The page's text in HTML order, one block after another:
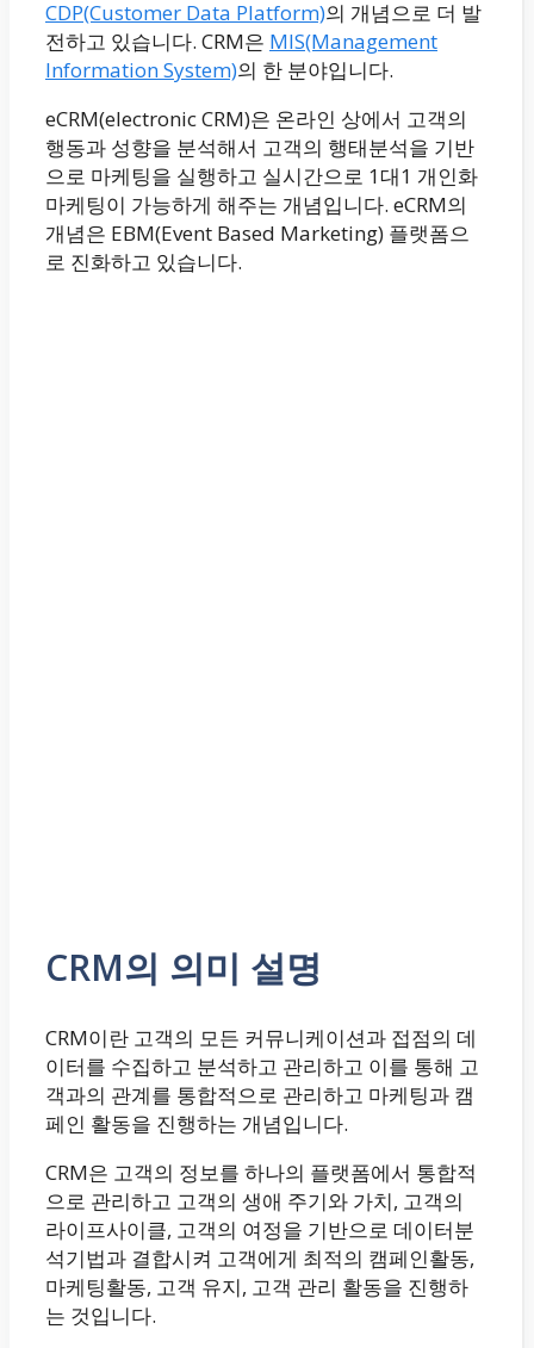
CDP(Customer Data Platform)의 개념으로 더 발
전하고 있습니다. CRM은 MIS(Management
Information System)의 한 분야입니다.
eCRM(electronic CRM)은 온라인 상에서 고객의
행동과 성향을 분석해서 고객의 행태분석을 기반
으로 마케팅을 실행하고 실시간으로 1대1 개인화
마케팅이 가능하게 해주는 개념입니다. eCRM의
개념은 EBM(Event Based Marketing) 플랫폼으
로 진화하고 있습니다.
CRM의 의미 설명
CRM이란 고객의 모든 커뮤니케이션과 접점의 데
이터를 수집하고 분석하고 관리하고 이를 통해 고
객과의 관계를 통합적으로 관리하고 마케팅과 캠
페인 활동을 진행하는 개념입니다.
CRM은 고객의 정보를 하나의 플랫폼에서 통합적
으로 관리하고 고객의 생애 주기와 가치, 고객의
라이프사이클, 고객의 여정을 기반으로 데이터분
석기법과 결합시켜 고객에게 최적의 캠페인활동,
마케팅활동, 고객 유지, 고객 관리 활동을 진행하
는 것입니다.